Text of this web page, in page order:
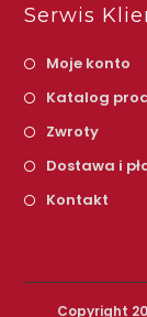
Serwis
Moje konto
Katalog
Zwroty
Dostawa i
Kontakt
Copyright